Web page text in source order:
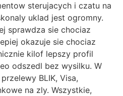
sterujacych i czatu na
uklad jest ogromny.
sprawdza sie chociaz
okazuje sie chociaz
kilof lepszy profil
odszedl bez wysilku. W
BLIK, Visa,
na zly. Wszystkie,